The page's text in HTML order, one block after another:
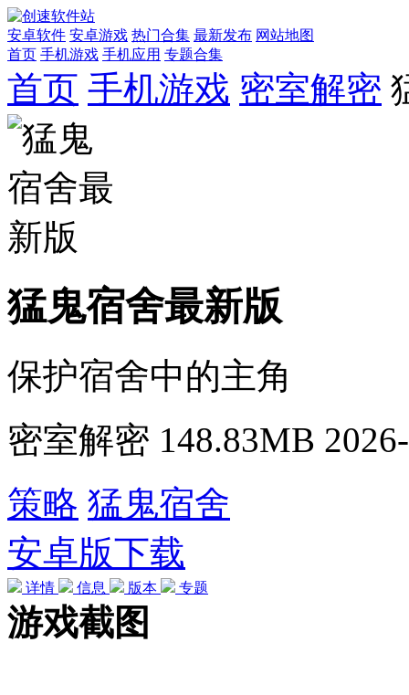
安卓软件 安卓游戏 热门合集 最新发布 网站地图
首页 手机游戏 手机应用 专题合集
首页 手机游戏 密室解密
猛鬼宿舍最新版
保护宿舍中的主角
密室解密 148.83MB
策略 猛鬼宿舍
安卓版下载
详情 信息 版本 专题
游戏截图